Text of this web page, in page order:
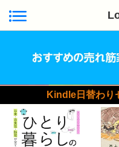
Kindle日替わり